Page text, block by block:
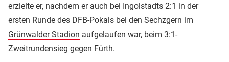
erzielte er, nachdem er auch bei Ingolstadts 2:1 in der
ersten Runde des DFB-Pokals bei den Sechzgern im
Grünwalder Stadion aufgelaufen war, beim 3:1-
Zweitrundensieg gegen Fürth.